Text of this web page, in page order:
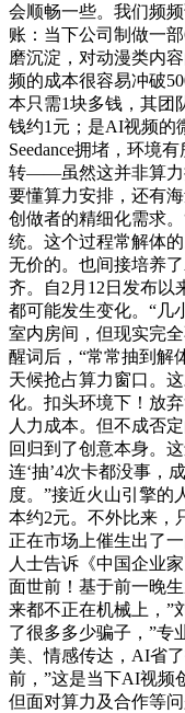
会顺畅一些。我们频
账：当下公司制做一
磨沉淀，对动漫类内
频的成本很容易冲破
本只需1块多钱，其团
钱约1元；是AI视频的
Seedance拥堵，环境
转——虽然这并非算力
要懂算力安排，还有
创做者的精细化需求
统。这个过程常解体
无价的。也间接培养
齐。自2月12日发布以
都可能发生变化。“几
室内房间，但现实完
醒词后，“常常抽到解
天候抢占算力窗口。
化。扣头环境下！放
人力成本。但不成否
回归到了创意本身。
连‘抽’4次卡都没事，
度。”接近火山引擎的
本约2元。不外比来
正在市场上催生出了
人士告诉《中国企业
面世前！基于前一晚
来都不正在机械上，”
了很多多少骗子，”专
美、情感传达，AI省
前，”这是当下AI视频
但面对算力及合作等